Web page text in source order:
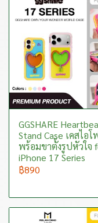
GGSHARE
Stand Case เคสไอโ
พร้อมขาตั้งรูปหัวใจ
iPhone 17 Series
฿890